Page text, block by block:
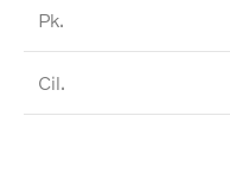
Pk.
Cil.